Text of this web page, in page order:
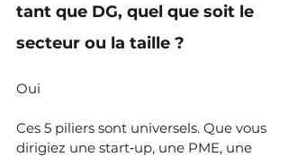
tant que DG, quel que soit le
secteur ou la taille ?
Oui
Ces 5 piliers sont universels. Que vous
dirigiez une start‑up, une PME, une